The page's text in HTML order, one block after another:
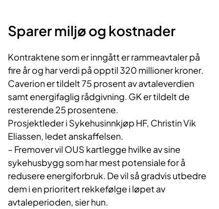
Sparer miljø og kostnader
Kontraktene som er inngått er rammeavtaler på
fire år og har verdi på opptil 320 millioner kroner.
Caverion er tildelt 75 prosent av avtaleverdien
samt energifaglig rådgivning. GK er tildelt de
resterende 25 prosentene.
Prosjektleder i Sykehusinnkjøp HF, Christin Vik
Eliassen, ledet anskaffelsen.
– Fremover vil OUS kartlegge hvilke av sine
sykehusbygg som har mest potensiale for å
redusere energiforbruk. De vil så gradvis utbedre
dem i en prioritert rekkefølge i løpet av
avtaleperioden, sier hun.